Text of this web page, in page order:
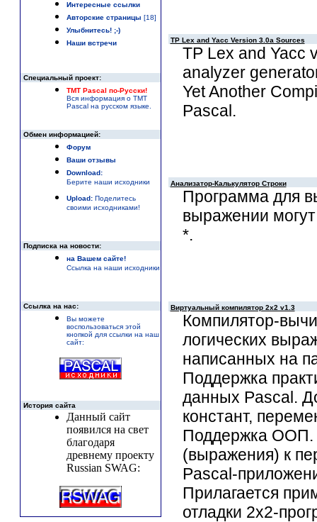
Интересные ссылки
Авторские страницы [18]
Улыбнитесь! ;-)
Наши встречи
Специальный проект:
TMT Pascal по-Русски!
Вся информация о TMT
Pascal на русском языке.
Обмен информацией:
Форум
Ваши отзывы
Download:
Берите наши исходники
Upload:Поделитесь
своими исходниками!
Подписка на новости:
на Вашем сайте!
Ссылка на наши исходники
Ссылка на нас:
Вы можете
воспользоваться этой
кнопкой для ссылки на наш
сайт:
История сайта
Данный сайт
появился на свет
благодаря
древнему проекту
Russian SWAG:
TP Lex and Yacc Version 3.0a Sources
TP Lex and Yacc
analyzer
Yet Another
Pascal.
Анализатор-Калькулятор Строки
Программа для
выражении могут
*.
Виртуальный компилятор 2х2 v1.3
Компилятор-
логических
написанных на
Поддержка
данных Pascal.
констант,
Поддержка ООП.
(выражения) к
Pascal-
Прилагается
отладки 2х2-